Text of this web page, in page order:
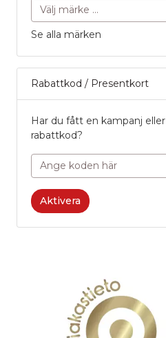
Se alla märken
Rabattkod / Presentkort
Har du fått en kampanj eller
rabattkod?
Aktivera